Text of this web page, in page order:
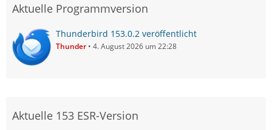
Aktuelle Programmversion
Thunderbird 153.0.2 veröffentlicht
Thunder 4. August 2026 um 22:28
Aktuelle 153 ESR-Version